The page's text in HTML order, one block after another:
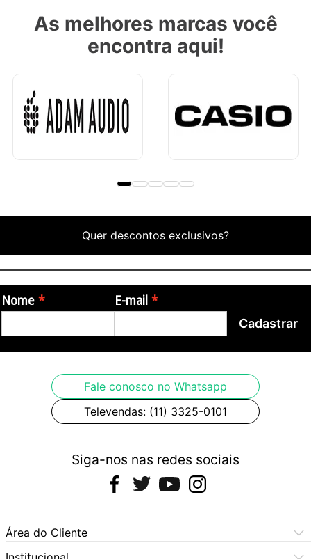
As melhores marcas você
encontra aqui!
Quer descontos exclusivos?
Nome E-mail
Cadastrar
Fale conosco no Whatsapp
Televendas: (11) 3325-0101
Siga-nos nas redes sociais
Área do Cliente
Meus Pedidos